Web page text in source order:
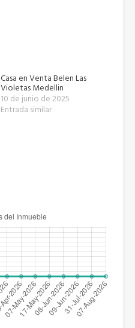
Casa en Venta Belen Las
Violetas Medellin
10 de junio de 2025
Entrada similar